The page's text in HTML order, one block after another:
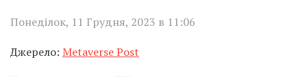
Понеділок, 11 Грудня, 2023 в 11:06
Джерело: Metaverse Post